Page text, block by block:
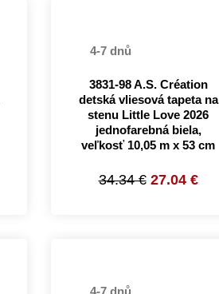
4-7 dnů
3831-98 A.S. Création
detská vliesová tapeta na
stenu Little Love 2026
jednofarebná biela,
veľkosť 10,05 m x 53 cm
34.34 € 27.04 €
4-7 dnů